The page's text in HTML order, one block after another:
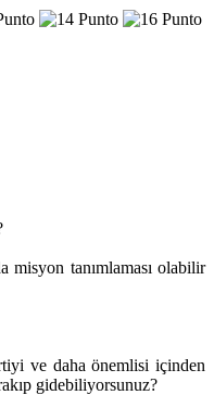
tanımlaması olabilir
ve daha önemlisi içinden
gidebiliyorsunuz?